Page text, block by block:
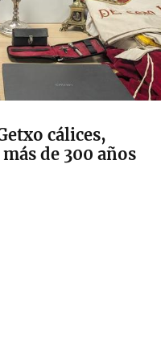
cálices,
de 300 años